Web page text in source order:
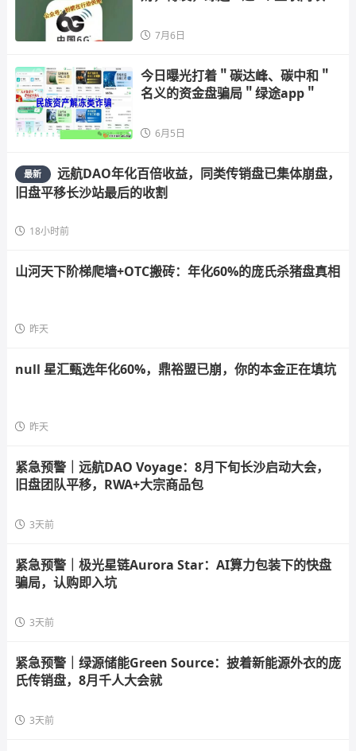
7月6日
今日曝光打着＂碳达峰、碳中和＂
名义的资金盘骗局＂绿途app＂
6月5日
最新
远航DAO年化百倍收益，同类传销盘已集体崩盘，
旧盘平移长沙站最后的收割
18小时前
山河天下阶梯爬墙+OTC搬砖：年化60%的庞氏杀猪盘真相
昨天
null 星汇甄选年化60%，鼎裕盟已崩，你的本金正在填坑
昨天
紧急预警｜远航DAO Voyage：8月下旬长沙启动大会，
旧盘团队平移，RWA+大宗商品包
3天前
紧急预警｜极光星链Aurora Star：AI算力包装下的快盘
骗局，认购即入坑
3天前
紧急预警｜绿源储能Green Source：披着新能源外衣的庞
氏传销盘，8月千人大会就
3天前